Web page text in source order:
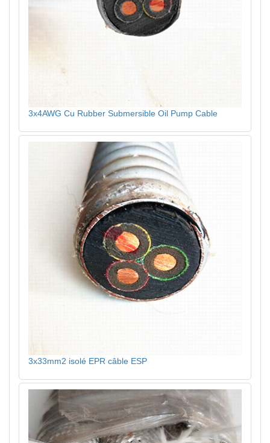
3x4AWG Cu Rubber Submersible Oil Pump Cable
3x33mm2 isolé EPR câble ESP